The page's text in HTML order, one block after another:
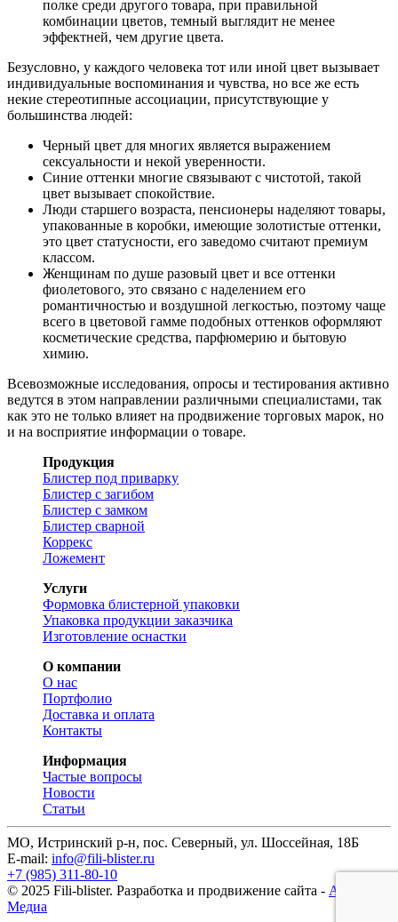
полке среди другого товара, при правильной
комбинации цветов, темный выглядит не менее
эффектней, чем другие цвета.
Безусловно, у каждого человека тот или иной цвет вызывает
индивидуальные воспоминания и чувства, но все же есть
некие стереотипные ассоциации, присутствующие у
большинства людей:
Черный цвет для многих является выражением
сексуальности и некой уверенности.
Синие оттенки многие связывают с чистотой, такой
цвет вызывает спокойствие.
Люди старшего возраста, пенсионеры наделяют товары,
упакованные в коробки, имеющие золотистые оттенки,
это цвет статусности, его заведомо считают премиум
классом.
Женщинам по душе разовый цвет и все оттенки
фиолетового, это связано с наделением его
романтичностью и воздушной легкостью, поэтому чаще
всего в цветовой гамме подобных оттенков оформляют
косметические средства, парфюмерию и бытовую
химию.
Всевозможные исследования, опросы и тестирования активно
ведутся в этом направлении различными специалистами, так
как это не только влияет на продвижение торговых марок, но
и на восприятие информации о товаре.
Продукция
Блистер под приварку
Блистер с загибом
Блистер с замком
Блистер сварной
Коррекс
Ложемент
Услуги
Формовка блистерной упаковки
Упаковка продукции заказчика
Изготовление оснастки
О компании
О нас
Портфолио
Доставка и оплата
Контакты
Информация
Частые вопросы
Новости
Статьи
МО, Истринский р-н, пос. Северный, ул. Шоссейная, 18Б
E-mail: info@fili-blister.ru
+7 (985) 311-80-10
© 2025 Fili-blister. Разработка и продвижение сайта - АМД
Медиа